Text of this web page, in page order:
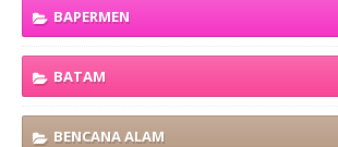
BAPERMEN
BATAM
BENCANA ALAM